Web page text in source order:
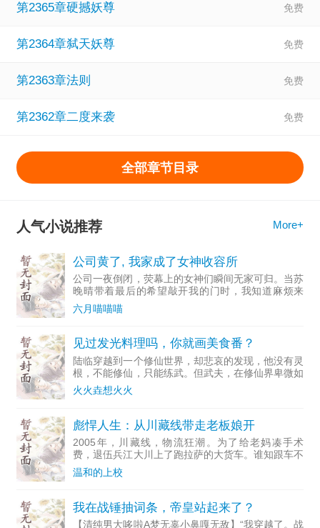
第2365章硬撼妖尊
第2364章弑天妖尊
第2363章法则
第2362章二度来袭
全部章节目录
人气小说推荐 More+
公司黄了, 我家成了女神收容所
公司一夜倒闭，荧幕上的女神们瞬间无家可归。当苏
晚晴带着最后的希望敲开我的门时，我知道麻烦来
了。收留她们，意味着要面对债主、舆论、还有她们
各自不堪的过去。但这栋空荡的别墅和我的职业生
六月喵喵喵
见过发光料理吗，你就画美食番？
陆临穿越到一个修仙世界，却悲哀的发现，他没有灵
根，不能修仙，只能练武。但武夫，在修仙界卑微如
蝼蚁，只...
火火垚想火火
彪悍人生：从川藏线带走老板娘开
2005年，川藏线，物流狂潮。为了给老妈凑手术
费，退伍兵江大川上了跑拉萨的大货车。谁知跟车不
久，烂赌鬼老板在格尔木输光所有钱，把卡车和娇滴
滴的老板娘苏梅扔给江大川，自己连夜跑路。留下一
温和的上校
我在战锤抽词条，帝皇站起来了？
【清纯男大哆啦A梦无辜小鼻嘎无敌】“我穿越了。战